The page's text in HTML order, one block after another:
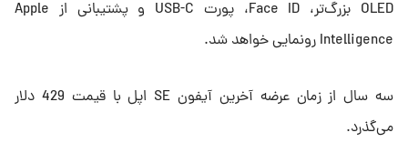
OLED بزرگ‌تر، Face ID، پورت USB-C و پشتیبانی از Apple
Intelligence رونمایی خواهد شد.
سه سال از زمان عرضه آخرین آیفون SE اپل با قیمت 429 دلار
می‌گذرد.